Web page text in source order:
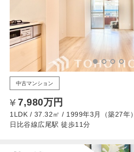
中古マンション
7,980万円
1LDK / 37.32㎡ / 1999年3月（築27年）
日比谷線広尾駅 徒歩11分